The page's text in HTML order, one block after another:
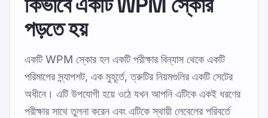
পড়তে হয়
একটি WPM স্কোর হল একটি পরীক্ষার বিন্যাস থেকে একটি
পরিমাপের স্ন্যাপশট, এক মুহূর্তে, ত্রুটির নিয়মগুলির একটি সেটের
অধীনে। এটি উপযোগী হয়ে ওঠে যখন আপনি এটিকে একই ধরণের
পরীক্ষার সাথে তুলনা করেন এবং এটিকে স্থায়ী লেবেলের পরিবর্তে